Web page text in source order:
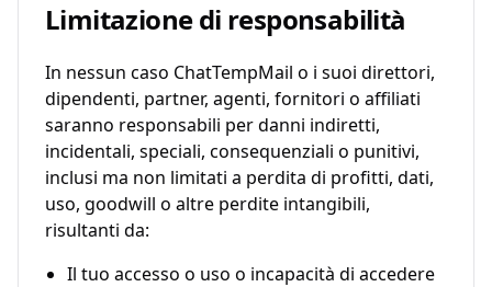
Limitazione di responsabilità
In nessun caso ChatTempMail o i suoi direttori,
dipendenti, partner, agenti, fornitori o affiliati
saranno responsabili per danni indiretti,
incidentali, speciali, consequenziali o punitivi,
inclusi ma non limitati a perdita di profitti, dati,
uso, goodwill o altre perdite intangibili,
risultanti da:
Il tuo accesso o uso o incapacità di accedere